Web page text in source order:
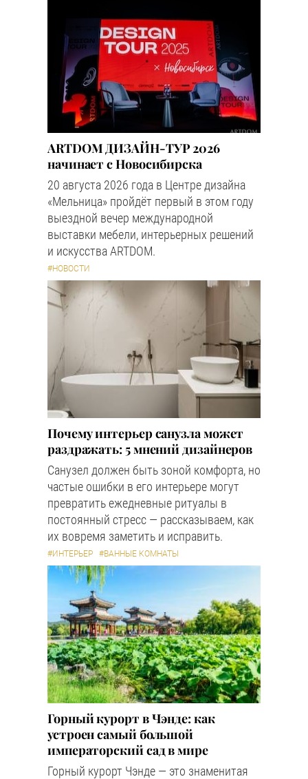
ARTDOM ДИЗАЙН-ТУР 2026
начинает с Новосибирска
20 августа 2026 года в Центре дизайна
«Мельница» пройдёт первый в этом году
выездной вечер международной
выставки мебели, интерьерных решений
и искусства ARTDOM.
#НОВОСТИ
Почему интерьер санузла может
раздражать: 5 мнений дизайнеров
Санузел должен быть зоной комфорта, но
частые ошибки в его интерьере могут
превратить ежедневные ритуалы в
постоянный стресс — рассказываем, как
их вовремя заметить и исправить.
#ИНТЕРЬЕР #ВАННЫЕ КОМНАТЫ
Горный курорт в Чэнде: как
устроен самый большой
императорский сад в мире
Горный курорт Чэнде — это знаменитая